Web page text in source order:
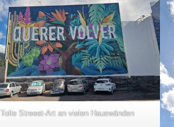
Tolle Streeet-Art an vielen Hauswänden